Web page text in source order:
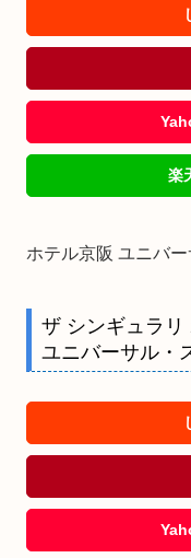
楽
ホテル京阪 ユニバ
ザ シンギュラリ
ユニバーサル・